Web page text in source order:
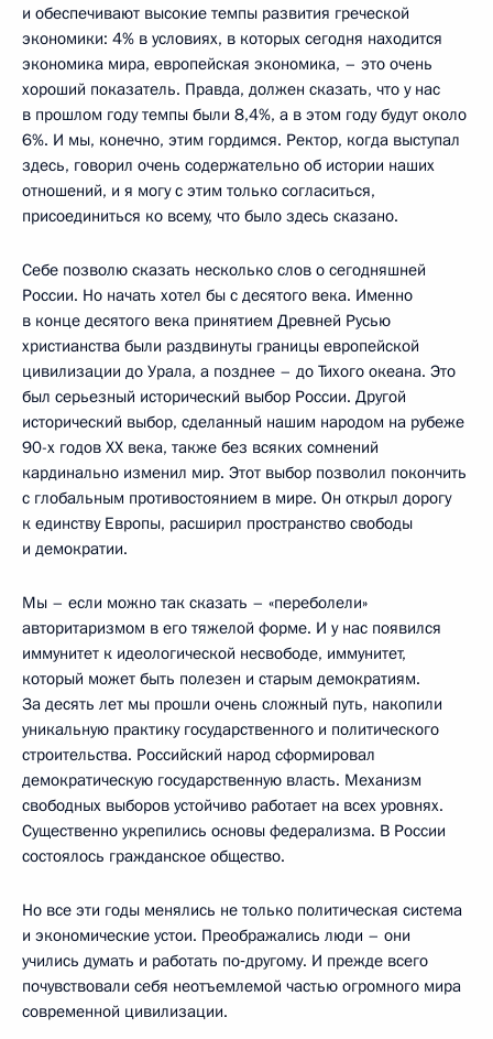
и обеспечивают высокие темпы развития греческой
экономики: 4% в условиях, в которых сегодня находится
экономика мира, европейская экономика, – это очень
хороший показатель. Правда, должен сказать, что у нас
в прошлом году темпы были 8,4%, а в этом году будут около
6%. И мы, конечно, этим гордимся. Ректор, когда выступал
здесь, говорил очень содержательно об истории наших
отношений, и я могу с этим только согласиться,
присоединиться ко всему, что было здесь сказано.
Себе позволю сказать несколько слов о сегодняшней
России. Но начать хотел бы с десятого века. Именно
в конце десятого века принятием Древней Русью
христианства были раздвинуты границы европейской
цивилизации до Урала, а позднее – до Тихого океана. Это
был серьезный исторический выбор России. Другой
исторический выбор, сделанный нашим народом на рубеже
90-х годов ХХ века, также без всяких сомнений
кардинально изменил мир. Этот выбор позволил покончить
с глобальным противостоянием в мире. Он открыл дорогу
к единству Европы, расширил пространство свободы
и демократии.
Мы – если можно так сказать – «переболели»
авторитаризмом в его тяжелой форме. И у нас появился
иммунитет к идеологической несвободе, иммунитет,
который может быть полезен и старым демократиям.
За десять лет мы прошли очень сложный путь, накопили
уникальную практику государственного и политического
строительства. Российский народ сформировал
демократическую государственную власть. Механизм
свободных выборов устойчиво работает на всех уровнях.
Существенно укрепились основы федерализма. В России
состоялось гражданское общество.
Но все эти годы менялись не только политическая система
и экономические устои. Преображались люди – они
учились думать и работать по‑другому. И прежде всего
почувствовали себя неотъемлемой частью огромного мира
современной цивилизации.